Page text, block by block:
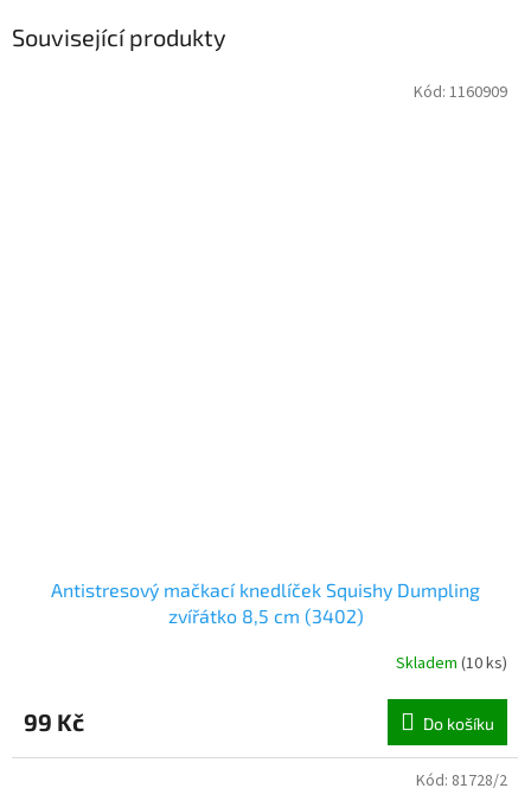
Související produkty
Antistresový mačkací knedlíček Squishy Dumpling
zvířátko 8,5 cm (3402)
Skladem (10 ks)
99 Kč Do košíku
Kód: 1160909
Kód: 81728/2